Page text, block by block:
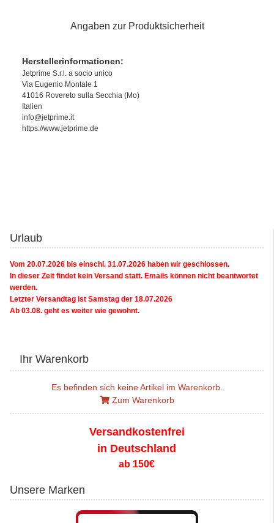
Angaben zur Produktsicherheit
Herstellerinformationen:
Jetprime S.r.l. a socio unico
Via Eugenio Montale 1
41016 Rovereto sulla Secchia (Mo)
Italien
info@jetprime.it
https://www.jetprime.de
Urlaub
Vom 20.07.2026 bis einschl. 31.07.2026 haben wir geschlossen.
In dieser Zeit findet kein Versand statt. Emails können nicht beantwortet
werden.
Letzter Versandtag ist Samstag der 18.07.2026
Ab 03.08. geht es weiter wie gewohnt.
Ihr Warenkorb
Es befinden sich keine Artikel im Warenkorb.
Zum Warenkorb
Versandkostenfrei
in Deutschland
ab 150€
Unsere Marken